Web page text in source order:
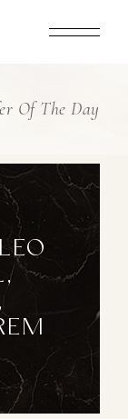
Of The Day